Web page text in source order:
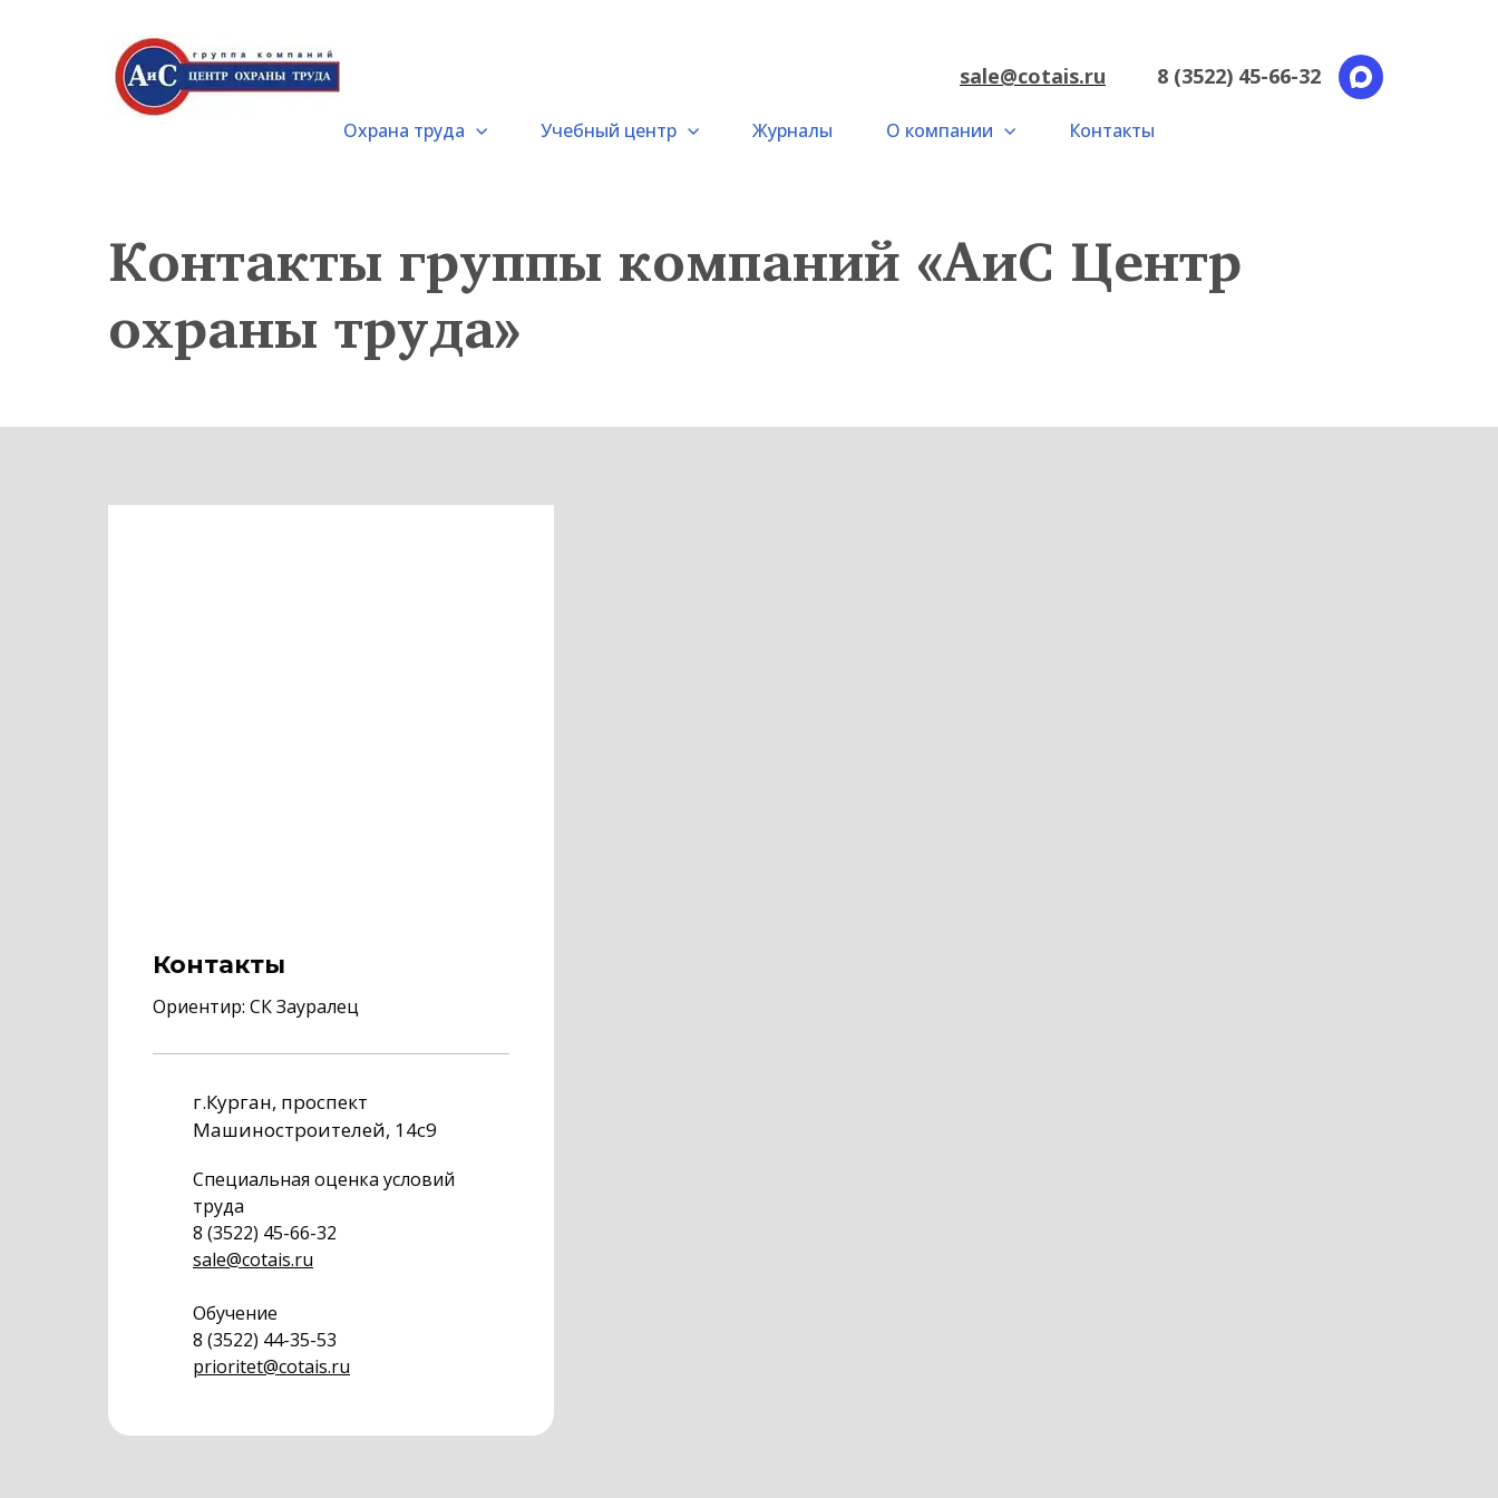
sale@cotais.ru 8 (3522) 45-66-32
Охрана труда Учебный центр Журналы О компании Контакты
Контакты группы компаний «АиС Центр
охраны труда»
Контакты
Ориентир: СК Зауралец
г.Курган, проспект
Машиностроителей, 14с9
Специальная оценка условий
труда
8 (3522) 45-66-32
sale@cotais.ru
Обучение
8 (3522) 44-35-53
prioritet@cotais.ru